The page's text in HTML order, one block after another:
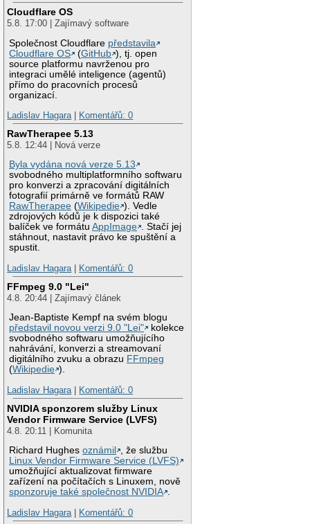
Cloudflare OS
5.8. 17:00 | Zajímavý software
Společnost Cloudflare představila
Cloudflare OS
(GitHub ), tj. open
source platformu navrženou pro
integraci umělé inteligence (agentů)
přímo do pracovních procesů
organizací.
Ladislav Hagara| Komentářů: 0
RawTherapee 5.13
5.8. 12:44 | Nová verze
Byla vydána nová verze 5.13
svobodného multiplatformního softwaru
pro konverzi a zpracování digitálních
fotografií primárně ve formátů RAW
RawTherapee (Wikipedie ). Vedle
zdrojových kódů je k dispozici také
balíček ve formátuAppImage . Stačí jej
stáhnout, nastavit právo ke spuštění a
spustit.
Ladislav Hagara| Komentářů: 0
FFmpeg 9.0 "Lei"
4.8. 20:44 | Zajímavý článek
Jean-Baptiste Kempf na svém blogu
představil novou verzi 9.0 "Lei"
kolekce
svobodného softwaru umožňujícího
nahrávání, konverzi a streamovaní
digitálního zvuku a obrazu FFmpeg
(Wikipedie ).
Ladislav Hagara| Komentářů: 0
NVIDIA sponzorem služby Linux
Vendor Firmware Service (LVFS)
4.8. 20:11 | Komunita
Richard Hughesoznámil
, že službu
Linux Vendor Firmware Service (LVFS)
umožňující aktualizovat firmware
zařízení na počítačích s Linuxem, nově
sponzoruje také společnost NVIDIA .
Ladislav Hagara| Komentářů: 0